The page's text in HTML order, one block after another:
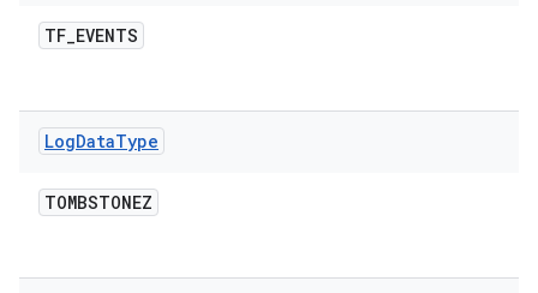
TF_EVENTS
LogDataType
TOMBSTONEZ